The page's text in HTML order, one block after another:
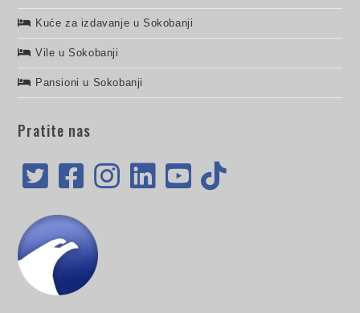
Kuće za izdavanje u Sokobanji
Vile u Sokobanji
Pansioni u Sokobanji
Pratite nas